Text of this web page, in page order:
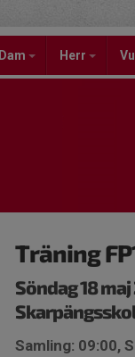
Dam Herr
Träning
Söndag 18
Samling: 09:00,